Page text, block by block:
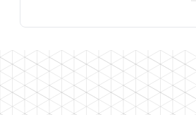
Footer